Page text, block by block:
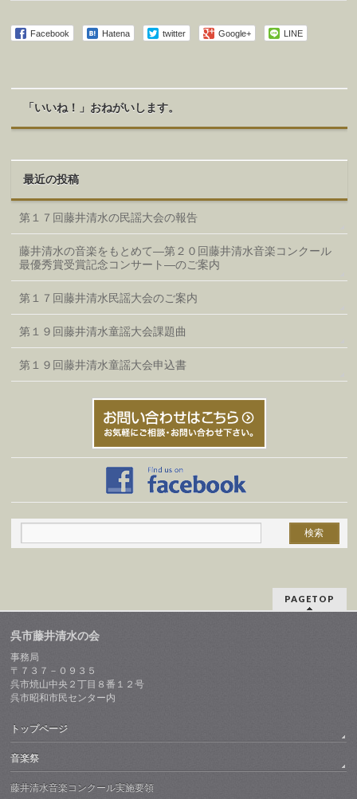
Facebook Hatena twitter Google+ LINE
「いいね！」おねがいします。
最近の投稿
第１７回藤井清水の民謡大会の報告
藤井清水の音楽をもとめて―第２０回藤井清水音楽コンクール
最優秀賞受賞記念コンサート―のご案内
第１７回藤井清水民謡大会のご案内
第１９回藤井清水童謡大会課題曲
第１９回藤井清水童謡大会申込書
PAGETOP
呉市藤井清水の会
事務局
〒７３７－０９３５
呉市焼山中央２丁目８番１２号
呉市昭和市民センター内
トップページ
音楽祭
藤井清水音楽コンクール実施要領